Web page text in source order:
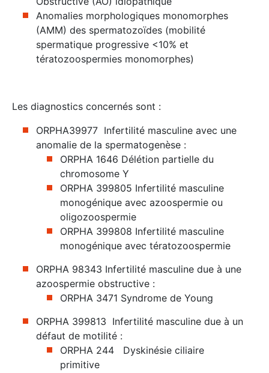
Anomalies morphologiques monomorphes
(AMM) des spermatozoïdes (mobilité
spermatique progressive <10% et
tératozoospermies monomorphes)
Les diagnostics concernés sont :
ORPHA39977 Infertilité masculine avec une
anomalie de la spermatogenèse :
ORPHA 1646 Délétion partielle du
chromosome Y
ORPHA 399805 Infertilité masculine
monogénique avec azoospermie ou
oligozoospermie
ORPHA 399808 Infertilité masculine
monogénique avec tératozoospermie
ORPHA 98343 Infertilité masculine due à une
azoospermie obstructive :
ORPHA 3471 Syndrome de Young
ORPHA 399813 Infertilité masculine due à un
défaut de motilité :
ORPHA 244 Dyskinésie ciliaire
primitive